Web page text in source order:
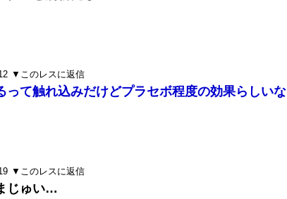
▼このレスに返信
って触れ込みだけどプラセボ程度の効果らしいな
▼このレスに返信
じゅい…